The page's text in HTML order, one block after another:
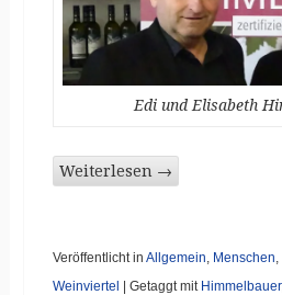
Edi und Elisabeth
Weiterlesen →
Veröffentlicht in Allgemein, Menschen,
Weinviertel
Getaggt mit Himmelbauer